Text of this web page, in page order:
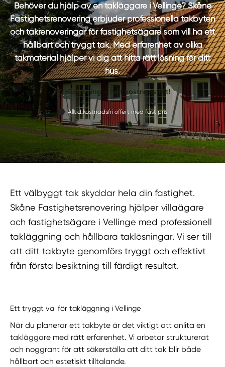
Behöver du hjälp av en takläggare i Vellinge? Skåne
Fastighetsrenovering erbjuder professionella takbyten
och takrenoveringar för fastighetsägare som vill ha ett
hållbart och tryggt tak. Med erfarenhet av olika
takmaterial hjälper vi dig att hitta rätt lösning för ditt
hus.
Få rådgivning – helt kostnadsfritt!
Alltid kostnadsfri offert med fast pris
Ett välbyggt tak skyddar hela din fastighet.
Skåne Fastighetsrenovering hjälper villaägare
och fastighetsägare i Vellinge med professionell
takläggning och hållbara taklösningar. Vi ser till
att ditt takbyte genomförs tryggt och effektivt
från första besiktning till färdigt resultat.
Ett tryggt val för takläggning i Vellinge
När du planerar ett takbyte är det viktigt att anlita en
takläggare med rätt erfarenhet. Vi arbetar strukturerat
och noggrant för att säkerställa att ditt tak blir både
hållbart och estetiskt tilltalande.